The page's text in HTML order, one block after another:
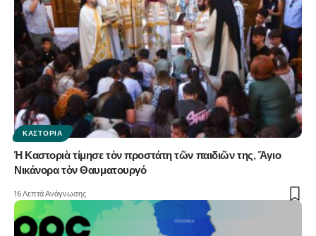
ΚΑΣΤΟΡΙΆ
Ἡ Καστοριὰ τίμησε τὸν προστάτη τῶν παιδιῶν της, Ἅγιο
Νικάνορα τὸν Θαυματουργό
16 Λεπτά Ανάγνωσης